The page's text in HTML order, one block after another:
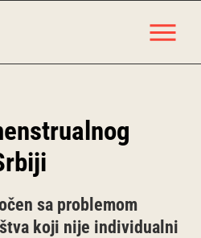
sa problemom
koji nije individualni